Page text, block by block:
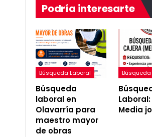
Podría interesarte
Búsqueda Laboral
Búsqueda
laboral en
Olavarría para
maestro mayor
de obras
Media